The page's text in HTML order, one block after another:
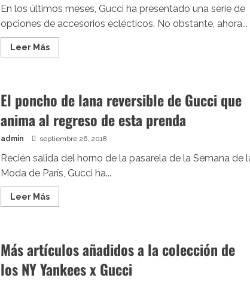
En los últimos meses, Gucci ha presentado una serie de
opciones de accesorios eclécticos. No obstante, ahora...
Leer MásLeer
más
accesorio
del
otoño:
la
nueva
riñonera
de
Gucci
con
logo
inspirado
en
El poncho de lana reversible de Gucci que
anima al regreso de esta prenda
admin septiembre 26, 2018
Recién salida del horno de la pasarela de la Semana de
Moda de París, Gucci ha...
Leer MásLeer
más
de
lana
reversible
de
Más artículos añadidos a la colección de
los NY Yankees x Gucci